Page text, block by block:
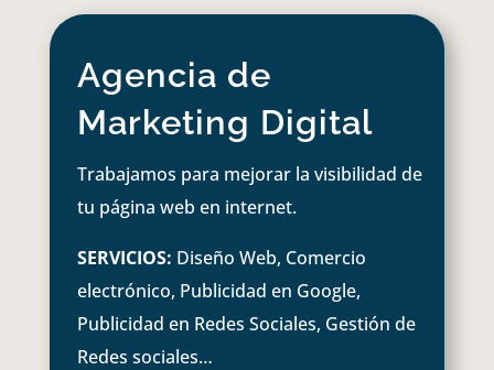
Agencia de
Marketing Digital
Trabajamos para mejorar la visibilidad de
tu página web en internet.
SERVICIOS: Diseño Web, Comercio
electrónico, Publicidad en Google,
Publicidad en Redes Sociales, Gestión de
Redes sociales…